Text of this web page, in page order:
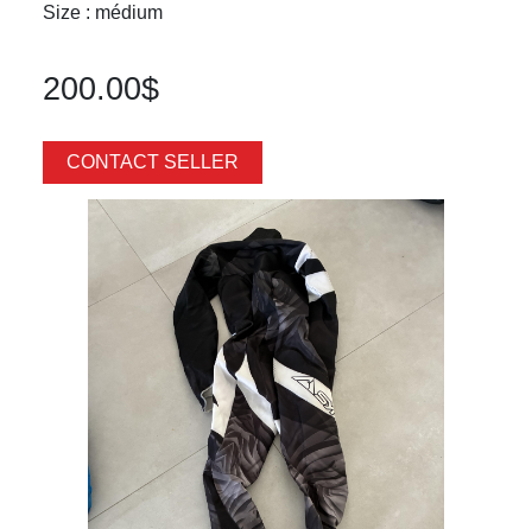
Size : médium
200.00$
CONTACT SELLER